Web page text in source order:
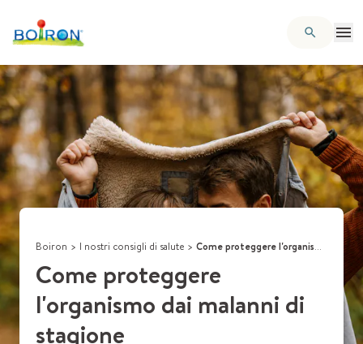
Boiron > I nostri consigli di salute > Come proteggere l'organismo dai malanni di stagione
Come proteggere
l'organismo dai malanni di
stagione